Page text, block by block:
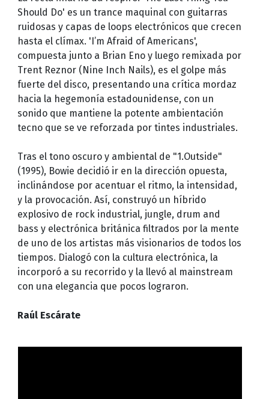
Should Do' es un trance maquinal con guitarras
ruidosas y capas de loops electrónicos que crecen
hasta el clímax. 'I’m Afraid of Americans',
compuesta junto a Brian Eno y luego remixada por
Trent Reznor (Nine Inch Nails), es el golpe más
fuerte del disco, presentando una crítica mordaz
hacia la hegemonía estadounidense, con un
sonido que mantiene la potente ambientación
tecno que se ve reforzada por tintes industriales.
Tras el tono oscuro y ambiental de "1.Outside"
(1995), Bowie decidió ir en la dirección opuesta,
inclinándose por acentuar el ritmo, la intensidad,
y la provocación. Así, construyó un híbrido
explosivo de rock industrial, jungle, drum and
bass y electrónica británica filtrados por la mente
de uno de los artistas más visionarios de todos los
tiempos. Dialogó con la cultura electrónica, la
incorporó a su recorrido y la llevó al mainstream
con una elegancia que pocos lograron.
Raúl Escárate